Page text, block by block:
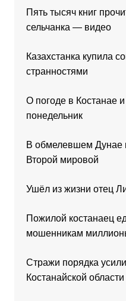
Пять тысяч книг
сельчанка — видео
Казахстанка купила
странностями
О погоде в Костанае
понедельник
В обмелевшем Дунае
Второй мировой
Ушёл из жизни отец
Пожилой костанаец
мошенникам
Стражи порядка
Костанайской области